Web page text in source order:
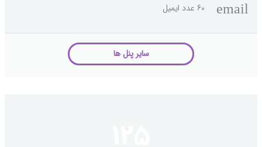
email 60 عدد ایمیل
سایر پنل ها